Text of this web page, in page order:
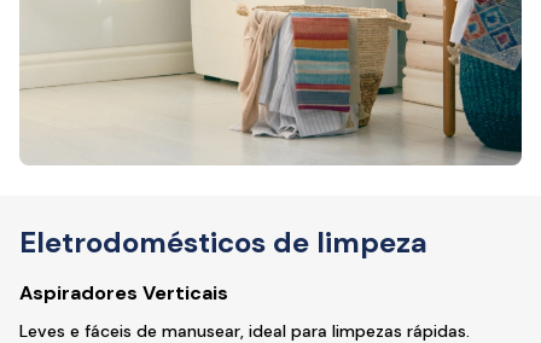
Eletrodomésticos de limpeza
Aspiradores Verticais
Leves e fáceis de manusear, ideal para limpezas rápidas.